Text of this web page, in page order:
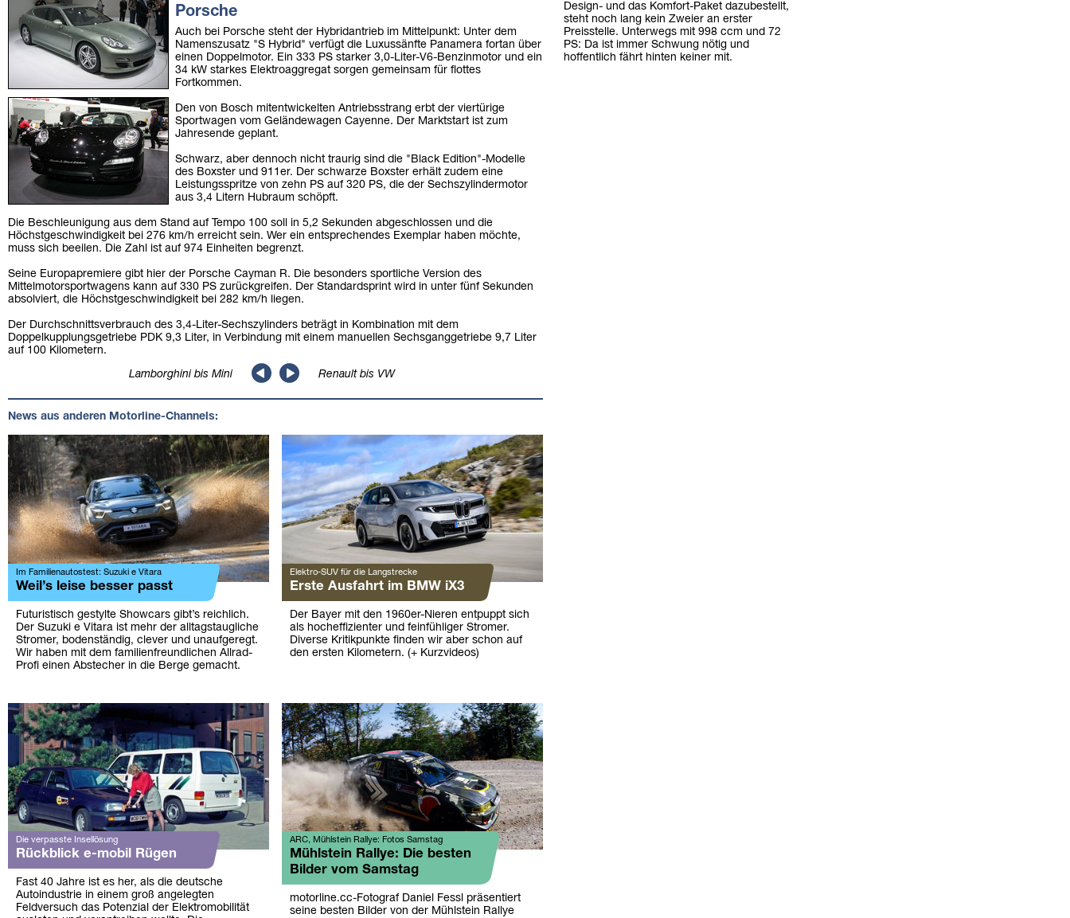
Porsche
Auch bei Porsche steht der Hybridantrieb im Mittelpunkt: Unter dem
Namenszusatz "S Hybrid" verfügt die Luxussänfte Panamera fortan über
einen Doppelmotor. Ein 333 PS starker 3,0-Liter-V6-Benzinmotor und ein
34 kW starkes Elektroaggregat sorgen gemeinsam für flottes
Fortkommen.
Den von Bosch mitentwickelten Antriebsstrang erbt der viertürige
Sportwagen vom Geländewagen Cayenne. Der Marktstart ist zum
Jahresende geplant.
Schwarz, aber dennoch nicht traurig sind die "Black Edition"-Modelle
des Boxster und 911er. Der schwarze Boxster erhält zudem eine
Leistungsspritze von zehn PS auf 320 PS, die der Sechszylindermotor
aus 3,4 Litern Hubraum schöpft.
Die Beschleunigung aus dem Stand auf Tempo 100 soll in 5,2 Sekunden abgeschlossen und die
Höchstgeschwindigkeit bei 276 km/h erreicht sein. Wer ein entsprechendes Exemplar haben möchte,
muss sich beeilen. Die Zahl ist auf 974 Einheiten begrenzt.
Seine Europapremiere gibt hier der Porsche Cayman R. Die besonders sportliche Version des
Mittelmotorsportwagens kann auf 330 PS zurückgreifen. Der Standardsprint wird in unter fünf Sekunden
absolviert, die Höchstgeschwindigkeit bei 282 km/h liegen.
Der Durchschnittsverbrauch des 3,4-Liter-Sechszylinders beträgt in Kombination mit dem
Doppelkupplungsgetriebe PDK 9,3 Liter, in Verbindung mit einem manuellen Sechsganggetriebe 9,7 Liter
auf 100 Kilometern.
Lamborghini bis Mini Renault bis VW
News aus anderen Motorline-Channels:
Im Familienautostest: Suzuki e Vitara
Weil’s leise besser passt
Futuristisch gestylte Showcars gibt’s reichlich.
Der Suzuki e Vitara ist mehr der alltagstaugliche
Stromer, bodenständig, clever und unaufgeregt.
Wir haben mit dem familienfreundlichen Allrad-
Profi einen Abstecher in die Berge gemacht.
Elektro-SUV für die Langstrecke
Erste Ausfahrt im BMW iX3
Der Bayer mit den 1960er-Nieren entpuppt sich
als hocheffizienter und feinfühliger Stromer.
Diverse Kritikpunkte finden wir aber schon auf
den ersten Kilometern. (+ Kurzvideos)
Die verpasste Insellösung
Rückblick e-mobil Rügen
Fast 40 Jahre ist es her, als die deutsche
Autoindustrie in einem groß angelegten
Feldversuch das Potenzial der Elektromobilität
ARC, Mühlstein Rallye: Fotos Samstag
Mühlstein Rallye: Die besten
Bilder vom Samstag
motorline.cc-Fotograf Daniel Fessl präsentiert
seine besten Bilder von der Mühlstein Rallye
Design- und das Komfort-Paket dazubestellt,
steht noch lang kein Zweier an erster
Preisstelle. Unterwegs mit 998 ccm und 72
PS: Da ist immer Schwung nötig und
hoffentlich fährt hinten keiner mit.